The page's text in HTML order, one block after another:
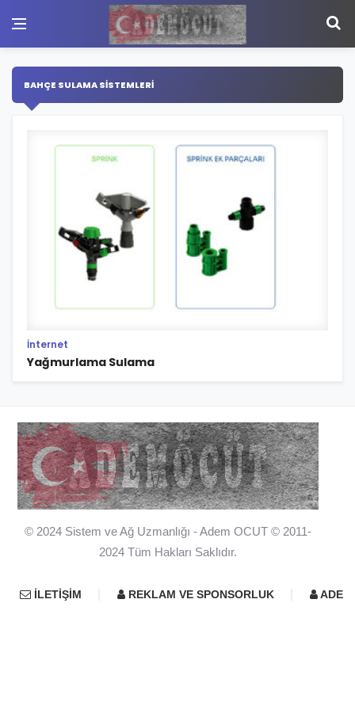
BAHÇE SULAMA SİSTEMLERİ
İnternet
Yağmurlama Sulama
© 2024 Sistem ve Ağ Uzmanlığı - Adem OCUT © 2011-
2024 Tüm Hakları Saklıdır.
İLETIŞIM REKLAM VE SPONSORLUK